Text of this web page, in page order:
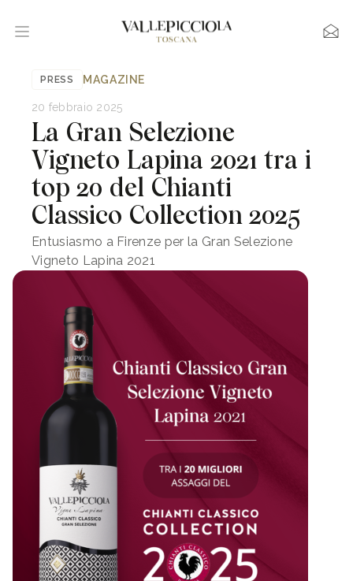
PRESS MAGAZINE
20 febbraio 2025
La Gran Selezione
Vigneto Lapina 2021 tra i
top 20 del Chianti
Classico Collection 2025
Entusiasmo a Firenze per la Gran Selezione
Vigneto Lapina 2021